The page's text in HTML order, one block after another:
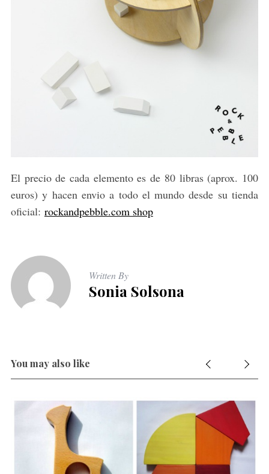
El precio de cada elemento es de 80 libras (aprox. 100
euros) y hacen envio a todo el mundo desde su tienda
oficial: rockandpebble.com shop
Written By
Sonia Solsona
You may also like
a
r
f